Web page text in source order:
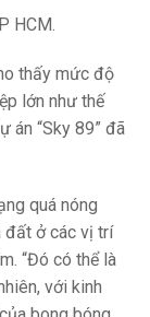
HCM.
thấy mức độ
lớn như thế
án “Sky 89” đã
quá nóng
đất ở các vị trí
“Đó có thể là
với kinh